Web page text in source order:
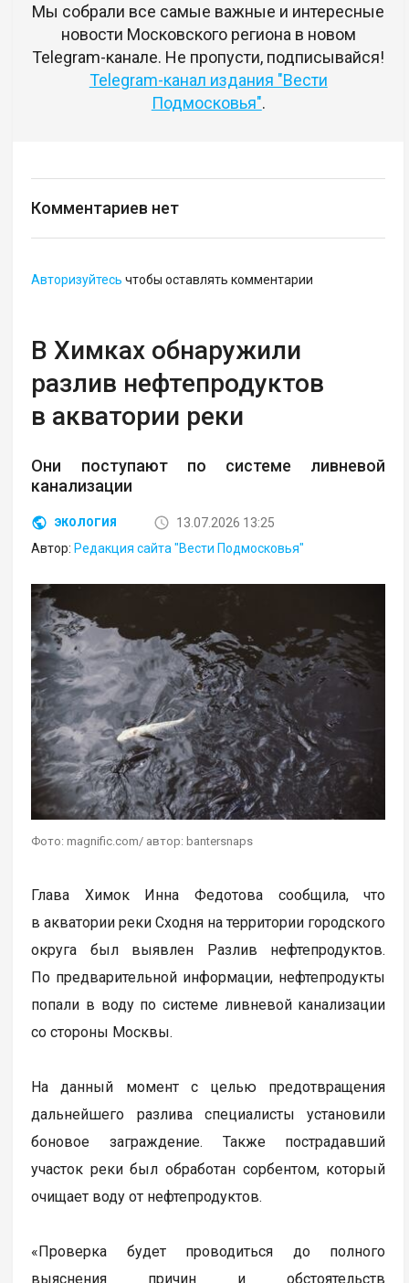
Мы собрали все самые важные и интересные
новости Московского региона в новом
Telegram-канале. Не пропусти, подписывайся!
Telegram-канал издания "Вести
Подмосковья".
Комментариев нет
Авторизуйтесь чтобы оставлять комментарии
В Химках обнаружили
разлив нефтепродуктов
в акватории реки
Они поступают по системе ливневой
канализации
ЭКОЛОГИЯ
13.07.2026 13:25
Автор: Редакция сайта "Вести Подмосковья"
Фото: magnific.com/ автор: bantersnaps
Глава Химок Инна Федотова сообщила, что
в акватории реки Сходня на территории городского
округа был выявлен Разлив нефтепродуктов.
По предварительной информации, нефтепродукты
попали в воду по системе ливневой канализации
со стороны Москвы.
На данный момент с целью предотвращения
дальнейшего разлива специалисты установили
боновое заграждение. Также пострадавший
участок реки был обработан сорбентом, который
очищает воду от нефтепродуктов.
«Проверка будет проводиться до полного
выяснения причин и обстоятельств